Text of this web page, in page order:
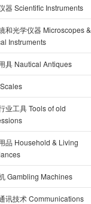
器 Scientific Instruments
和光学仪器 Microscopes &
Instruments
具 Nautical Antiques
业工具 Tools of old
品 Household & Living
Gambling Machines
讯技术 Communications